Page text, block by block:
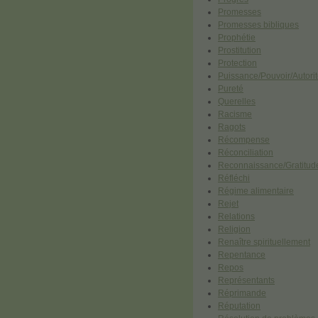
Promesses
Promesses bibliques
Prophétie
Prostitution
Protection
Puissance/Pouvoir/
Pureté
Querelles
Racisme
Ragots
Récompense
Réconciliation
Reconnaissance/
Réfléchi
Régime alimentaire
Rejet
Relations
Religion
Renaître spirituellement
Repentance
Repos
Représentants
Réprimande
Réputation